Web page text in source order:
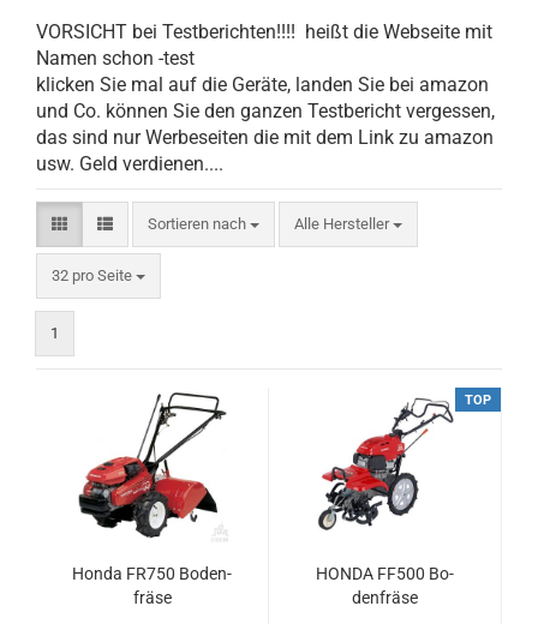
VORSICHT bei Testberichten!!!! heißt die Webseite mit
Namen schon -test
klicken Sie mal auf die Geräte, landen Sie bei amazon
und Co. können Sie den ganzen Testbericht vergessen,
das sind nur Werbeseiten die mit dem Link zu amazon
usw. Geld verdienen....
Sortieren nach
Sortieren nach Alle Hersteller
32 pro Seite
pro Seite
1
Honda FR750 Bo­den­
frä­se
TOP
HONDA FF500 Bo­
den­frä­se